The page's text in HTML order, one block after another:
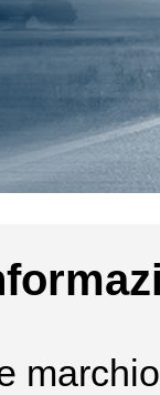
marchio